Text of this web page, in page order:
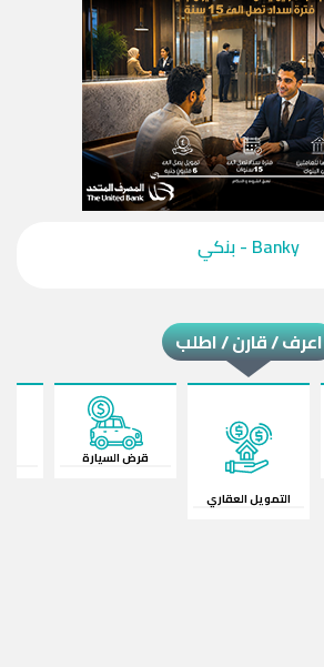
‎Banky - بنكي‎
اعرف / قارن / اطلب
التمويل العقاري
قرض السيارة